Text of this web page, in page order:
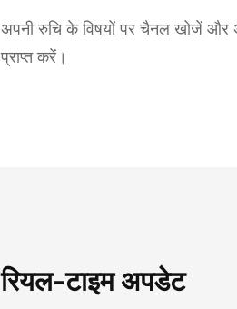
अपनी रुचि के विषयों पर चैनल खोजें
प्राप्त करें।
रियल-टाइम अपडेट